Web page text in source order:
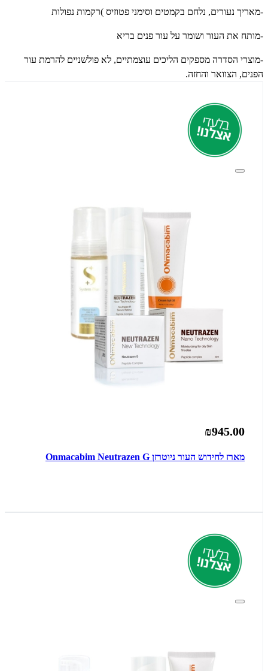
-מאריך נעורים, נלחם בקמטים וסימני פטוזיס )רקמות נפולות
-מותח את העור ושומר על עור פנים בריא
-מוצרי הסדרה מספקים הליכים עוצמתיים, לא פולשניים להרמת עור
הפנים, הצוואר והחזה.
₪945.00
מארז לחידוש העור ניוטרזן Onmacabim Neutrazen G